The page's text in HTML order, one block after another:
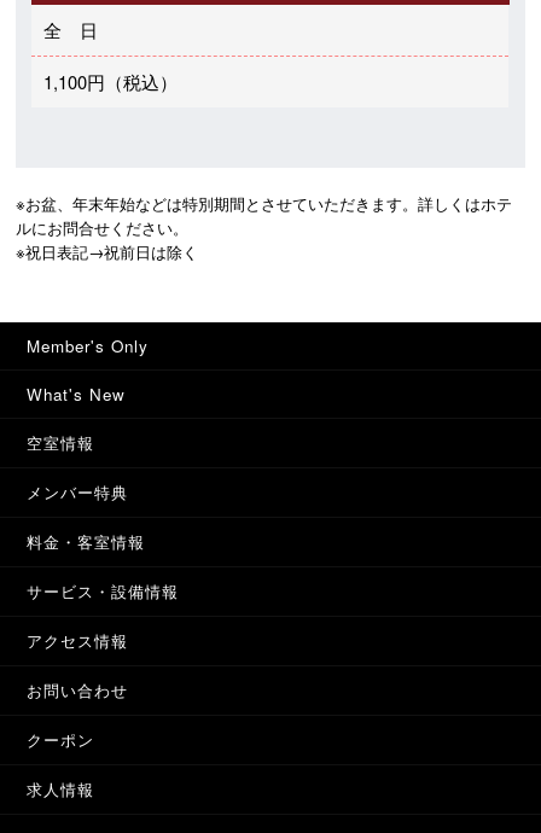
全 日
1,100円（税込）
※お盆、年末年始などは特別期間とさせていただきます。詳しくはホテ
ルにお問合せください。
※祝日表記→祝前日は除く
Member's Only
What's New
空室情報
メンバー特典
料金・客室情報
サービス・設備情報
アクセス情報
お問い合わせ
クーポン
求人情報